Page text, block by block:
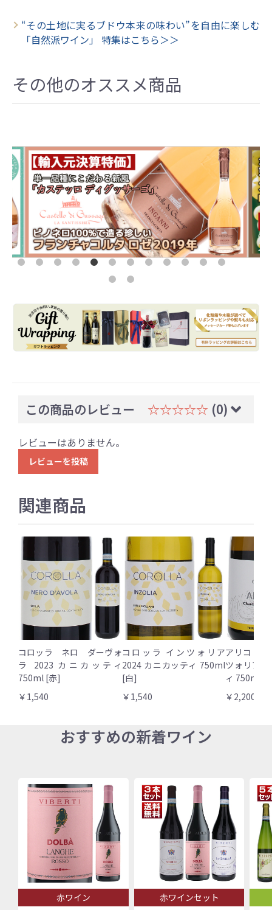
“その土地に実るブドウ本来の味わい”を自由に楽しむ
「自然派ワイン」 特集はこちら＞＞
その他のオススメ商品
この商品のレビュー ☆☆☆☆☆ (0)
レビューはありません。
レビューを投稿
関連商品
コロッラ ネロ ダーヴォ
ラ 2023 カニカッティ
750ml [赤]
￥1,540
コロッラ インツォリア
2024 カニカッティ 750ml
[白]
￥1,540
アリコ シ
ツォリア
ィ 750ml [
￥2,200
おすすめの新着ワイン
赤ワイン 赤ワインセット